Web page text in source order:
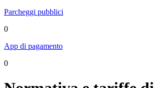
Parcheggi pubblici
0
App di pagamento
0